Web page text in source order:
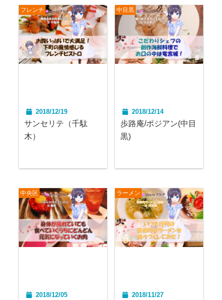
フレンチ
2018/12/19
サンセリテ（千駄
木）
中目黒
2018/12/14
歩路庵/ポジアン(中目
黒)
中央区
2018/12/05
ラーメン
2018/11/27